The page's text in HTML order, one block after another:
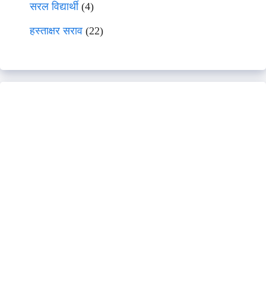
सरल विद्यार्थी(4)
हस्ताक्षर सराव (22)